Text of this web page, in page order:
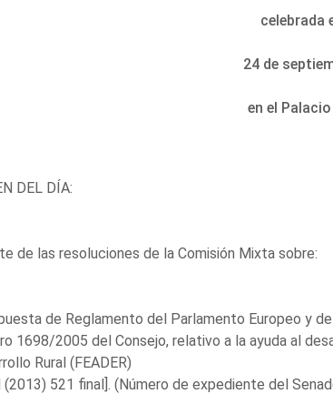
celebrada
24 de
en el
DEL DÍA:
de las resoluciones de la Comisión Mixta sobre:
de Reglamento del Parlamento Europeo y
1698/2005 del Consejo, relativo a la ayuda al
Rural (FEADER)
(2013) 521 final]. (Número de expediente del